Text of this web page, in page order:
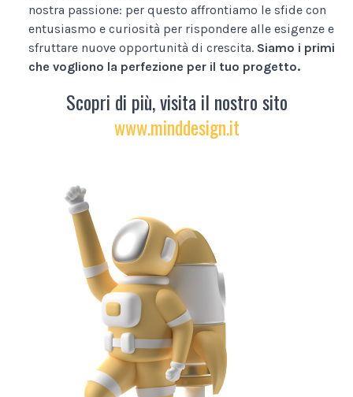
nostra passione: per questo affrontiamo le sfide con
entusiasmo e curiosità per rispondere alle esigenze e
sfruttare nuove opportunità di crescita. Siamo i primi
che vogliono la perfezione per il tuo progetto.
Scopri di più, visita il nostro sito
www.minddesign.it